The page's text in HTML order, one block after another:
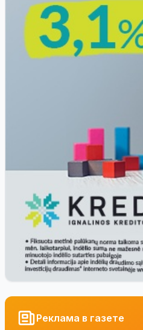
Реклама в газете